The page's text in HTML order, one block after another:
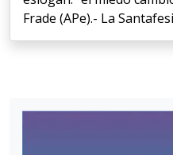
Frade (APe).- La